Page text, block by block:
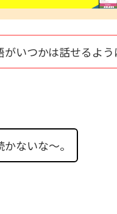
がいつかは話せるよう
ないな〜。